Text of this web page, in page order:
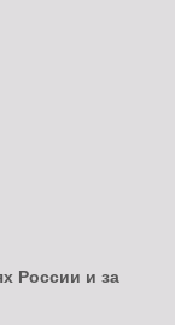
России и за